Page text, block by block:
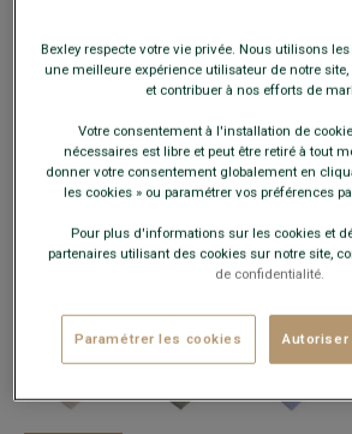
55% Lin et 45% Coton - Doublure
19€La 2e cravate, pochette,
bretelles au choix
Payez en plusieurs fois dès
Bexley respecte votre vie privée. Nous utilisons
une meilleure expérience utilisateur de notre
et contribuer à nos efforts de
Votre consentement à l'installation de
nécessaires est libre et peut être retiré à tout
donner votre consentement globalement en
les cookies » ou paramétrer vos préférences
Pour plus d'informations sur les cookies et
partenaires utilisant des cookies sur notre site,
de confidentialité.
Paramétrer les cookies